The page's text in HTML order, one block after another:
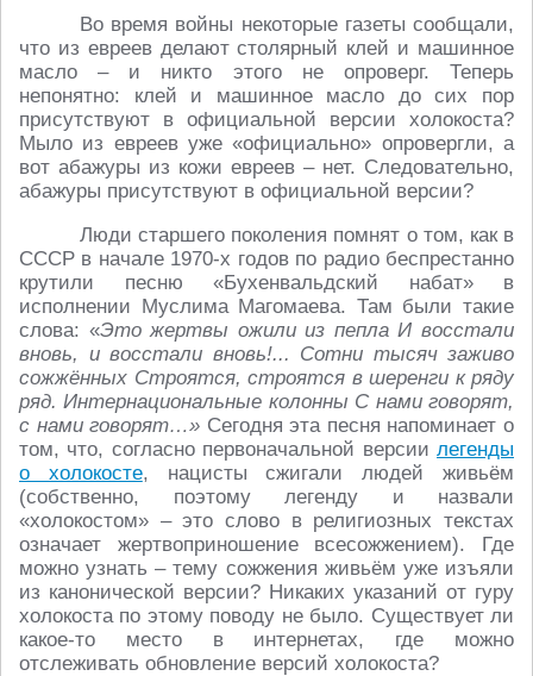
Во время войны некоторые газеты сообщали,
что из евреев делают столярный клей и машинное
масло – и никто этого не опроверг. Теперь
непонятно: клей и машинное масло до сих пор
присутствуют в официальной версии холокоста?
Мыло из евреев уже «официально» опровергли, а
вот абажуры из кожи евреев – нет. Следовательно,
абажуры присутствуют в официальной версии?
Люди старшего поколения помнят о том, как в
СССР в начале 1970-х годов по радио беспрестанно
крутили песню «Бухенвальдский набат» в
исполнении Муслима Магомаева. Там были такие
слова: «Это жертвы ожили из пепла И восстали
вновь, и восстали вновь!... Сотни тысяч заживо
сожжённых Строятся, строятся в шеренги к ряду
ряд. Интернациональные колонны С нами говорят,
с нами говорят…» Сегодня эта песня напоминает о
том, что, согласно первоначальной версии легенды
о холокосте, нацисты сжигали людей живьём
(собственно, поэтому легенду и назвали
«холокостом» – это слово в религиозных текстах
означает жертвоприношение всесожжением). Где
можно узнать – тему сожжения живьём уже изъяли
из канонической версии? Никаких указаний от гуру
холокоста по этому поводу не было. Существует ли
какое-то место в интернетах, где можно
отслеживать обновление версий холокоста?